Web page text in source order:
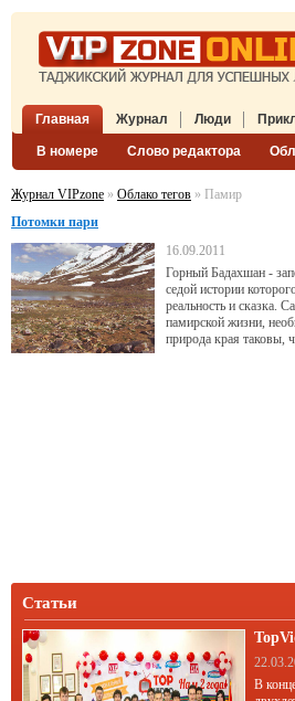
Главная Журнал
В номере Слово редактора
Люди
Журнал VIPzone » Облако тегов » Памир
Потомки пари
16.09.2011
Горный Бадахшан -
седой истории
реальность и сказка.
памирской жизни,
природа края таковы,
Статьи
В